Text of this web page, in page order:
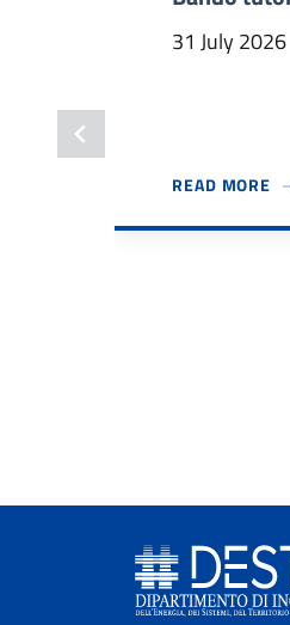
31 July 2026
READ MORE